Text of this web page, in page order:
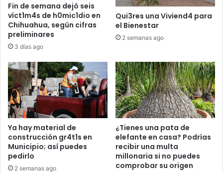
Fin de semana dejó seis
víct1m4s de h0mic1dio en
Chihuahua, según cifras
preliminares
3 días ago
Qui3res una Viviend4 para
el Bienestar
2 semanas ago
Ya hay material de
construcción gr4t1s en
Municipio; así puedes
pedirlo
2 semanas ago
¿Tienes una pata de
elefante en casa? Podrías
recibir una multa
millonaria si no puedes
comprobar su origen